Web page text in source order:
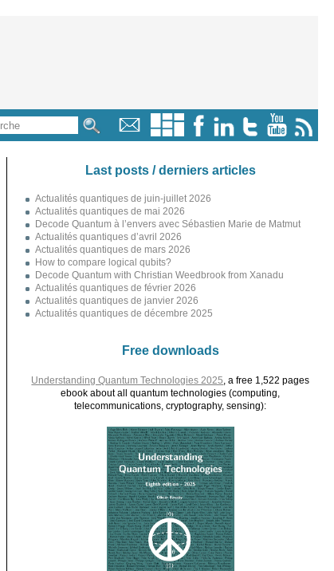
Last posts / derniers articles
Actualités quantiques de juin-juillet 2026
Actualités quantiques de mai 2026
Decode Quantum à l’envers avec Sébastien Marie de Matmut
Actualités quantiques d’avril 2026
Actualités quantiques de mars 2026
How to compare logical qubits?
Decode Quantum with Christian Weedbrook from Xanadu
Actualités quantiques de février 2026
Actualités quantiques de janvier 2026
Actualités quantiques de décembre 2025
Free downloads
Understanding Quantum Technologies 2025 , a free 1,522 pages
ebook about all quantum technologies (computing,
telecommunications, cryptography, sensing):